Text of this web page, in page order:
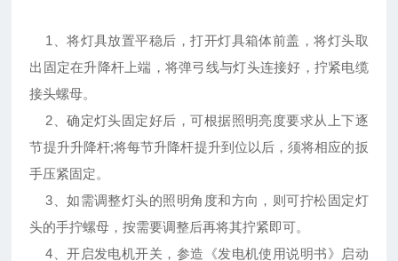
1、将灯具放置平稳后，打开灯具箱体前盖，将灯头取
出固定在升降杆上端，将弹弓线与灯头连接好，拧紧电缆
接头螺母。
2、确定灯头固定好后，可根据照明亮度要求从上下逐
节提升升降杆;将每节升降杆提升到位以后，须将相应的扳
手压紧固定。
3、如需调整灯头的照明角度和方向，则可拧松固定灯
头的手拧螺母，按需要调整后再将其拧紧即可。
4、开启发电机开关，参造《发电机使用说明书》启动